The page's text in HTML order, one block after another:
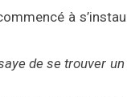
à
de se trouver